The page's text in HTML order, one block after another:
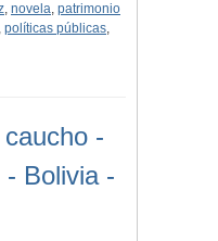
, novela, patrimonio
, políticas públicas,
-
Bolivia -